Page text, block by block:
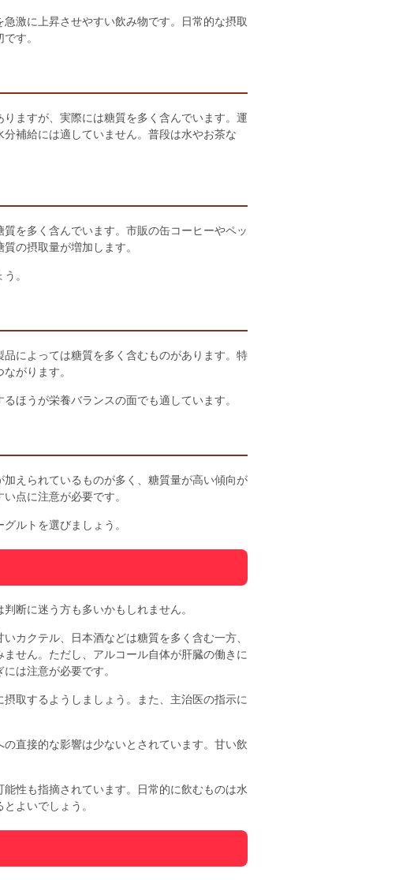
激に上昇させやすい飲み物です。日常的な摂取
す。
ますが、実際には糖質を多く含んでいます。運
補給には適していません。普段は水やお茶な
を多く含んでいます。市販の缶コーヒーやペッ
の摂取量が増加します。
。
によっては糖質を多く含むものがあります。特
がります。
ほうが栄養バランスの面でも適しています。
えられているものが多く、糖質量が高い傾向が
点に注意が必要です。
ルトを選びましょう。
断に迷う方も多いかもしれません。
カクテル、日本酒などは糖質を多く含む一方、
せん。ただし、アルコール自体が肝臓の働きに
は注意が必要です。
取するようしましょう。また、主治医の指示に
直接的な影響は少ないとされています。甘い飲
性も指摘されています。日常的に飲むものは水
よいでしょう。